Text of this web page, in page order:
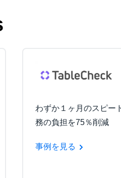
わずか１ヶ月のスピー
務の負担を75％削減
事例を見る